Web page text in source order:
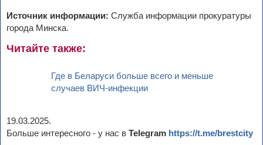
Источник информации: Служба информации прокуратуры
города Минска.
Читайте также:
Где в Беларуси больше всего и меньше
случаев ВИЧ-инфекции
19.03.2025.
Больше интересного - у нас в Telegram https://t.me/brestcity